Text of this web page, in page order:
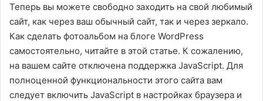
Теперь вы можете свободно заходить на свой любимый
сайт, как через ваш обычный сайт, так и через зеркало.
Как сделать фотоальбом на блоге WordPress
самостоятельно, читайте в этой статье. К сожалению,
на вашем сайте отключена поддержка JavaScript. Для
полноценной функциональности этого сайта вам
следует включить JavaScript в настройках браузера и